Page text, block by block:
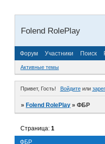
Folend RolePlay
Форум Участники Поиск
Активные темы
Привет, Гость! Войдитеили
»Folend RolePlay »ФБР
ФБР
Страница:1